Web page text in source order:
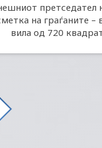
претседател
на граѓаните –
вила од 720